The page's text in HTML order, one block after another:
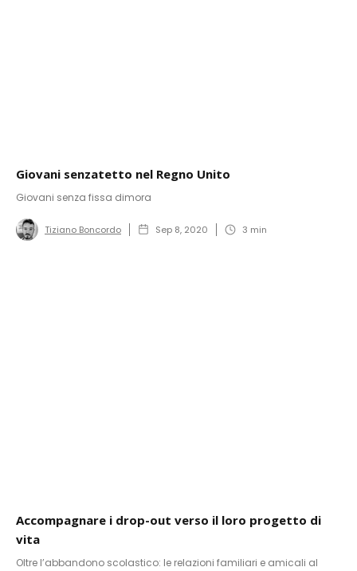
Giovani senzatetto nel Regno Unito
Giovani senza fissa dimora
Tiziano Boncordo Sep 8, 2020 3 min
Accompagnare i drop-out verso il loro progetto di
vita
Oltre l’abbandono scolastico: le relazioni familiari e amicali al